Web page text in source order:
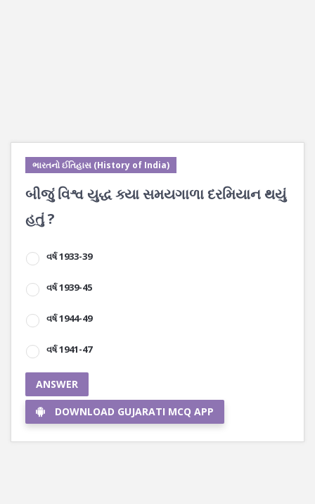
ભારતનો ઈતિહાસ (History of India)
બીજું વિશ્વ યુદ્ધ ક્યા સમયગાળા દરમિયાન થયું
હતું ?
વર્ષ 1933-39
વર્ષ 1939-45
વર્ષ 1944-49
વર્ષ 1941-47
ANSWER
DOWNLOAD GUJARATI MCQ APP